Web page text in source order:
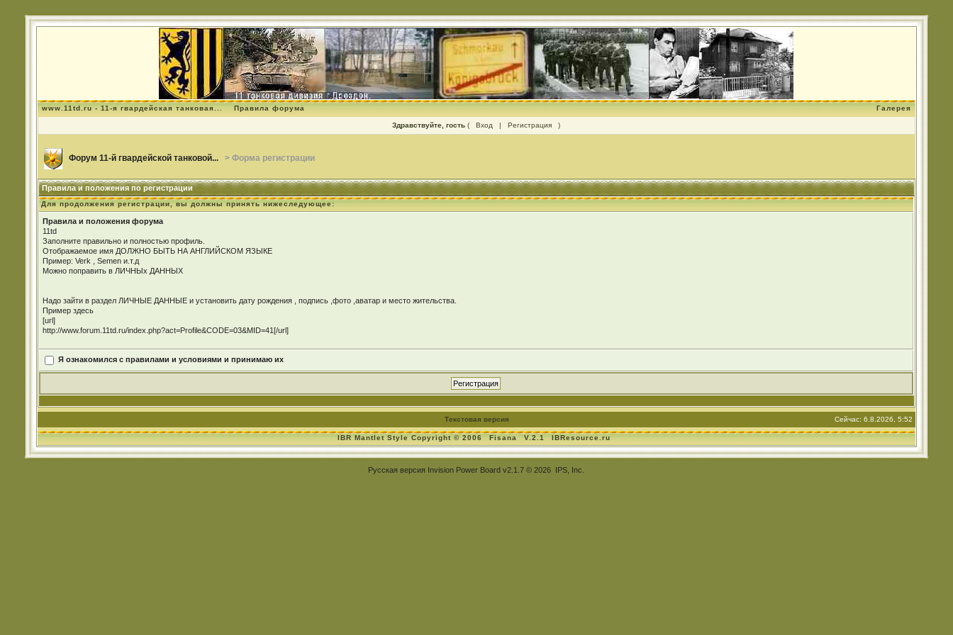
www.11td.ru - 11-я гвардейская танковая... Правила форума Галерея
Здравствуйте, гость ( Вход | Регистрация )
Форум 11-й гвардейской танковой... > Форма регистрации
Правила и положения по регистрации
Для продолжения регистрации, вы должны принять нижеследующее:
Правила и положения форума
11td
Заполните правильно и полностью профиль.
Отображаемое имя ДОЛЖНО БЫТЬ НА АНГЛИЙСКОМ ЯЗЫКЕ
Пример: Verk , Semen и.т.д
Можно поправить в ЛИЧНЫх ДАННЫХ
Надо зайти в раздел ЛИЧНЫЕ ДАННЫЕ и установить дату рождения , подпись ,фото ,аватар и место жительства.
Пример здесь
[url]
http://www.forum.11td.ru/index.php?act=Profile&CODE=03&MID=41[/url]
Я ознакомился с правилами и условиями и принимаю их
Текстовая версия Сейчас: 6.8.2026, 5:52
IBR Mantlet Style Copyright © 2006 Fisana V.2.1 IBResource.ru
Русская версия Invision Power Board v2.1.7 © 2026 IPS, Inc.